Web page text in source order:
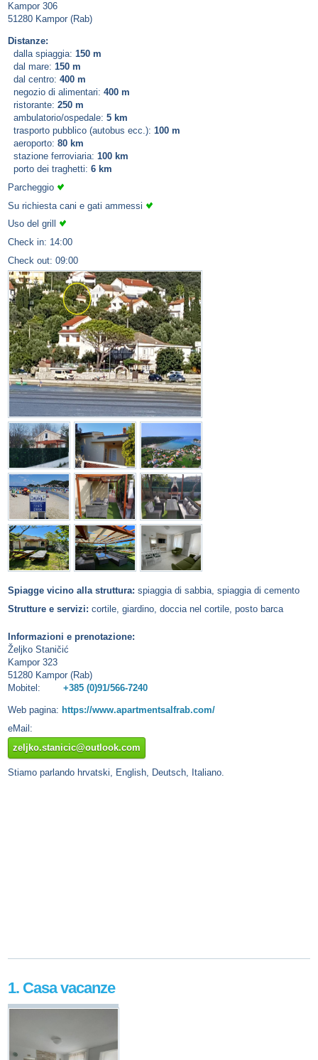
Kampor 306
51280 Kampor (Rab)
Distanze:
dalla spiaggia: 150 m
dal mare: 150 m
dal centro: 400 m
negozio di alimentari: 400 m
ristorante: 250 m
ambulatorio/ospedale: 5 km
trasporto pubblico (autobus ecc.): 100 m
aeroporto: 80 km
stazione ferroviaria: 100 km
porto dei traghetti: 6 km
Parcheggio
Su richiesta cani e gati ammessi
Uso del grill
Check in: 14:00
Check out: 09:00
Spiagge vicino alla struttura: spiaggia di sabbia, spiaggia di cemento
Strutture e servizi: cortile, giardino, doccia nel cortile, posto barca
Informazioni e prenotazione:
Željko Staničić
Kampor 323
51280 Kampor (Rab)
Mobitel:
+385 (0)91/566-7240
Web pagina: https://www.apartmentsalfrab.com/
eMail:
zeljko.stanicic@outlook.com
Stiamo parlando hrvatski, English, Deutsch, Italiano.
1. Casa vacanze